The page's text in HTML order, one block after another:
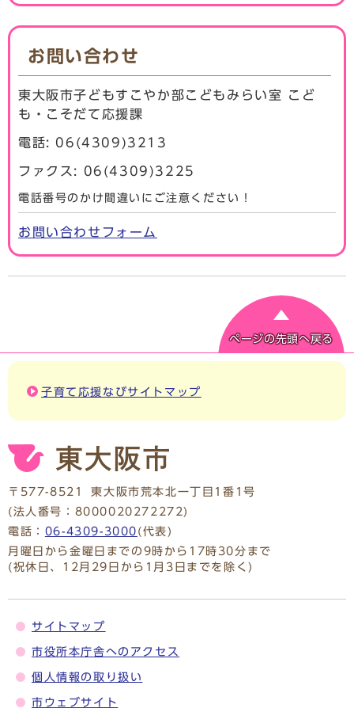
お問い合わせ
東大阪市子どもすこやか部こどもみらい室 こど
も・こそだて応援課
電話: 06(4309)3213
ファクス: 06(4309)3225
電話番号のかけ間違いにご注意ください！
お問い合わせフォーム
ページの先頭へ戻る
子育て応援なびサイトマップ
〒577-8521
東大阪市荒本北一丁目1番1号
(法人番号：8000020272272)
電話： 06-4309-3000 (代表)
月曜日から金曜日までの9時から17時30分まで
(祝休日、12月29日から1月3日までを除く)
サイトマップ
市役所本庁舎へのアクセス
個人情報の取り扱い
市ウェブサイト